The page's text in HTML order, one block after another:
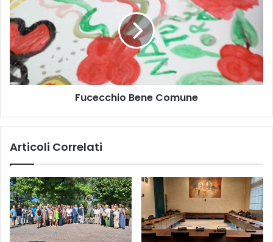
c
o
m
n
c
i
d
l
e
a
r
s
i
c
e
c
c
h
i
o
C
u
n
e
Fucecchio Bene Comune
Articoli Correlati